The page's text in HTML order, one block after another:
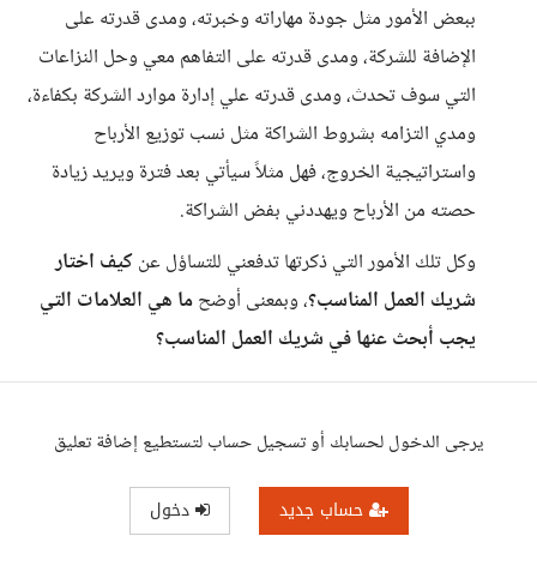
ببعض الأمور مثل جودة مهاراته وخبرته، ومدى قدرته على
الإضافة للشركة، ومدى قدرته على التفاهم معي وحل النزاعات
التي سوف تحدث، ومدى قدرته علي إدارة موارد الشركة بكفاءة،
ومدي التزامه بشروط الشراكة مثل نسب توزيع الأرباح
واستراتيجية الخروج، فهل مثلاً سيأتي بعد فترة ويريد زيادة
حصته من الأرباح ويهددني بفض الشراكة.
وكل تلك الأمور التي ذكرتها تدفعني للتساؤل عنكيف اختار
شريك العمل المناسب؟، وبمعنى أوضحما هي العلامات التي
يجب أبحث عنها في شريك العمل المناسب؟
يرجى الدخول لحسابك أو تسجيل حساب لتستطيع إضافة تعليق
حساب جديد دخول